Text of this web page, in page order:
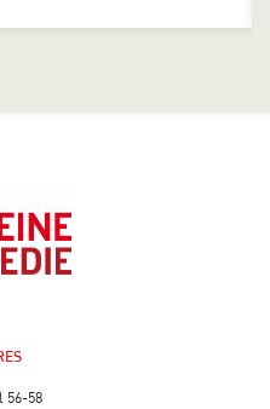
56-58